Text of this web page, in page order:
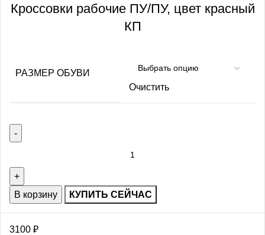
Кроссовки рабочие ПУ/ПУ, цвет красный
КП
РАЗМЕР ОБУВИ
Очистить
В корзину КУПИТЬ СЕЙЧАС
3100 ₽